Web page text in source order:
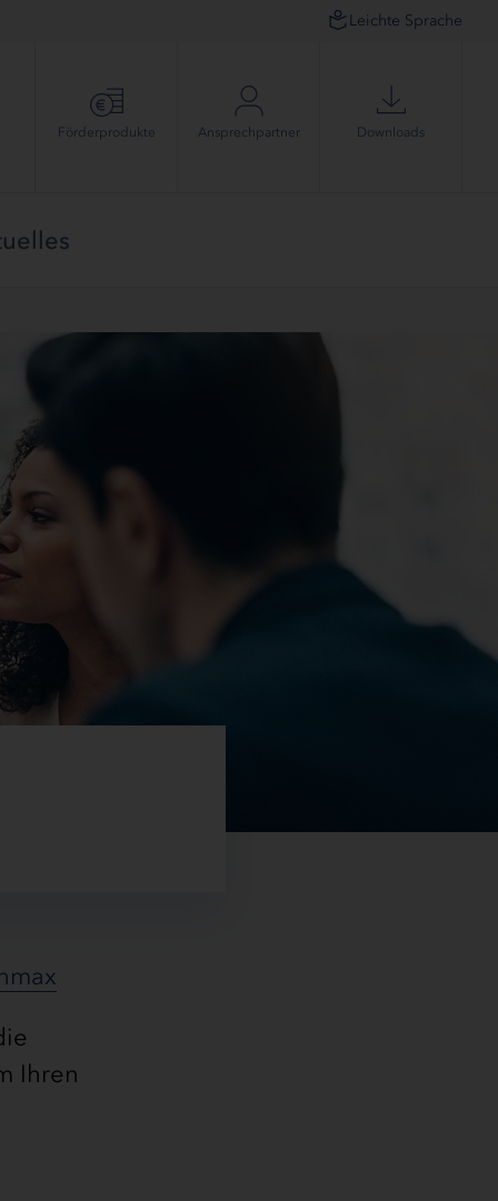
Leichte Sprache
Förder­produkte Ansprech­partner Downloads
Ihren